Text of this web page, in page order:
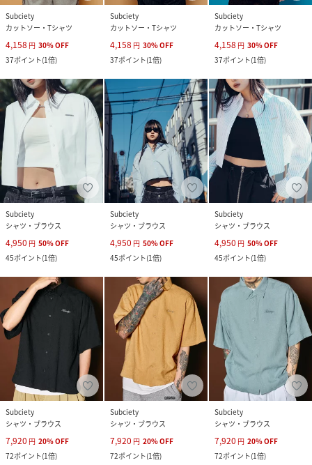
Subciety
カットソー・Tシャツ
4,158 円 30%OFF
37ポイント(1倍)
Subciety
カットソー・Tシャツ
4,158 円 30%OFF
37ポイント(1倍)
Subciety
カットソー・Tシャツ
4,158 円 30%OFF
37ポイント(1倍)
Subciety
シャツ・ブラウス
4,950 円 50%OFF
45ポイント(1倍)
Subciety
シャツ・ブラウス
4,950 円 50%OFF
45ポイント(1倍)
Subciety
シャツ・ブラウス
4,950 円 50%OFF
45ポイント(1倍)
Subciety
シャツ・ブラウス
7,920 円 20%OFF
72ポイント(1倍)
Subciety
シャツ・ブラウス
7,920 円 20%OFF
72ポイント(1倍)
Subciety
シャツ・ブラウス
7,920 円 20%OFF
72ポイント(1倍)